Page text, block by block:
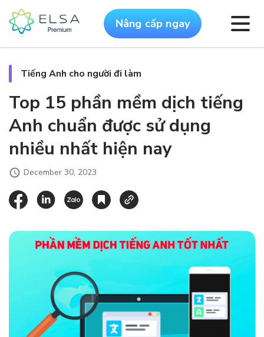
Nâng cấp ngay
Tiếng Anh cho người đi làm
Top 15 phần mềm dịch tiếng
Anh chuẩn được sử dụng
nhiều nhất hiện nay
December 30, 2023